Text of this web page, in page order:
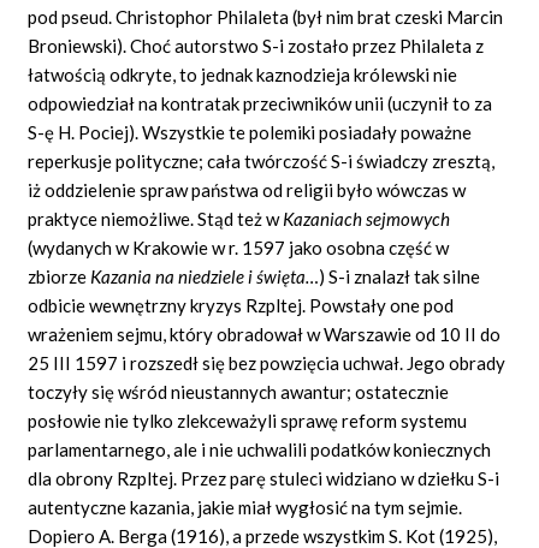
pod pseud. Christophor Philaleta (był nim brat czeski Marcin
Broniewski). Choć autorstwo S-i zostało przez Philaleta z
łatwością odkryte, to jednak kaznodzieja królewski nie
odpowiedział na kontratak przeciwników unii (uczynił to za
S-ę H. Pociej). Wszystkie te polemiki posiadały poważne
reperkusje polityczne; cała twórczość S-i świadczy zresztą,
iż oddzielenie spraw państwa od religii było wówczas w
praktyce niemożliwe. Stąd też wKazaniach sejmowych
(wydanych w Krakowie w r. 1597 jako osobna część w
zbiorze Kazania na niedziele i święta…) S-i znalazł tak silne
odbicie wewnętrzny kryzys Rzpltej. Powstały one pod
wrażeniem sejmu, który obradował w Warszawie od 10 II do
25 III 1597 i rozszedł się bez powzięcia uchwał. Jego obrady
toczyły się wśród nieustannych awantur; ostatecznie
posłowie nie tylko zlekceważyli sprawę reform systemu
parlamentarnego, ale i nie uchwalili podatków koniecznych
dla obrony Rzpltej. Przez parę stuleci widziano w dziełku S-i
autentyczne kazania, jakie miał wygłosić na tym sejmie.
Dopiero A. Berga (1916), a przede wszystkim S. Kot (1925),